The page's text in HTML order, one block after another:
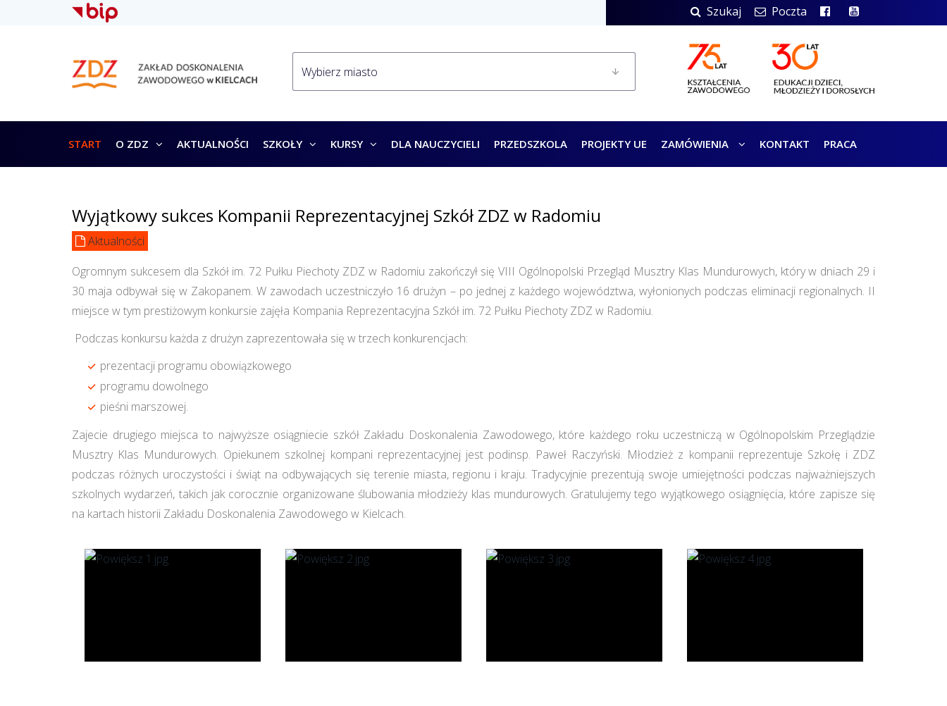
Szukaj Poczta
START O ZDZ AKTUALNOŚCI SZKOŁY KURSY DLA NAUCZYCIELI PRZEDSZKOLA PROJEKTY UE ZAMÓWIENIA KONTAKT PRACA
Wyjątkowy sukces Kompanii Reprezentacyjnej Szkół ZDZ w Radomiu
Aktualności
Ogromnym sukcesem dla Szkół im. 72 Pułku Piechoty ZDZ w Radomiu zakończył się VIII Ogólnopolski Przegląd Musztry Klas Mundurowych, który w dniach 29 i
30 maja odbywał się w Zakopanem. W zawodach uczestniczyło 16 drużyn – po jednej z każdego województwa, wyłonionych podczas eliminacji regionalnych. II
miejsce w tym prestiżowym konkursie zajęła Kompania Reprezentacyjna Szkół im. 72 Pułku Piechoty ZDZ w Radomiu.
Podczas konkursu każda z drużyn zaprezentowała się w trzech konkurencjach:
prezentacji programu obowiązkowego
programu dowolnego
pieśni marszowej.
Zajecie drugiego miejsca to najwyższe osiągniecie szkół Zakładu Doskonalenia Zawodowego, które każdego roku uczestniczą w Ogólnopolskim Przeglądzie
Musztry Klas Mundurowych. Opiekunem szkolnej kompani reprezentacyjnej jest podinsp. Paweł Raczyński. Młodzież z kompanii reprezentuje Szkołę i ZDZ
podczas różnych uroczystości i świąt na odbywających się terenie miasta, regionu i kraju. Tradycyjnie prezentują swoje umiejętności podczas najważniejszych
szkolnych wydarzeń, takich jak corocznie organizowane ślubowania młodzieży klas mundurowych. Gratulujemy tego wyjątkowego osiągnięcia, które zapisze się
na kartach historii Zakładu Doskonalenia Zawodowego w Kielcach.